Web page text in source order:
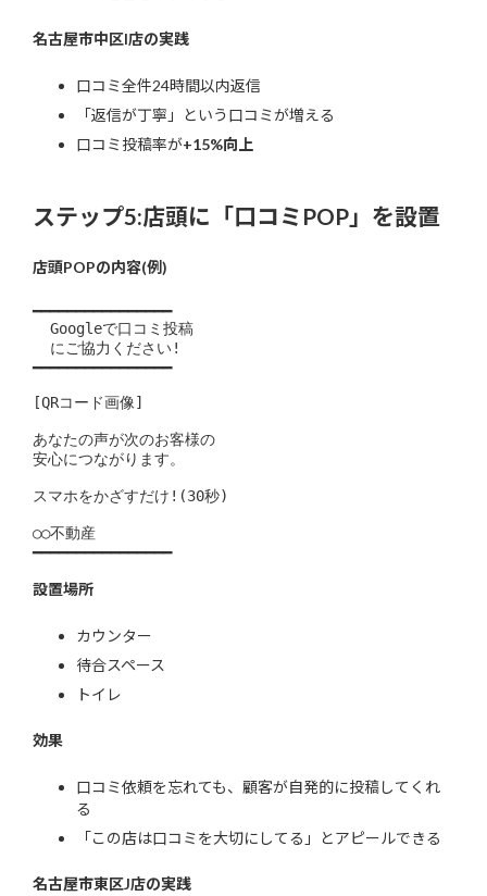
名古屋市中区I店の実践
口コミ全件24時間以内返信
「返信が丁寧」という口コミが増える
口コミ投稿率が+15%向上
ステップ5:店頭に「口コミPOP」を設置
店頭POPの内容(例)
━━━━━━━━━━━━━━━━
━━━━━━━━━━━━━━━━
[QRコード画像]
あなたの声が次のお客様の
安心につながります。
スマホをかざすだけ!(30秒)
○○不動産
━━━━━━━━━━━━━━━━
設置場所
カウンター
待合スペース
トイレ
効果
口コミ依頼を忘れても、顧客が自発的に投稿してくれ
る
「この店は口コミを大切にしてる」とアピールできる
名古屋市東区J店の実践